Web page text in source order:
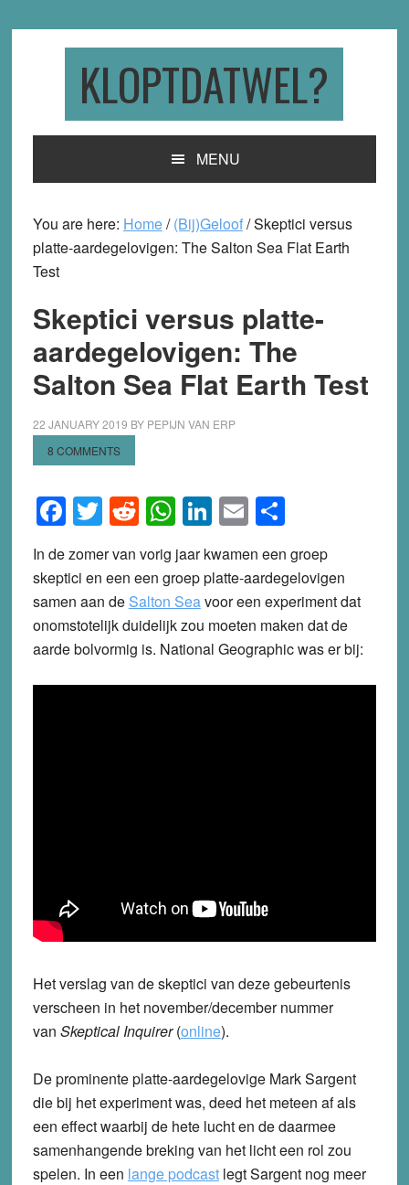
KLOPTDATWEL?
MENU
You are here: Home/ (Bij)Geloof/Skeptici versus
platte-aardegelovigen: The Salton Sea Flat Earth
Test
Skeptici versus platte-
aardegelovigen: The
Salton Sea Flat Earth Test
22 JANUARY 2019 BY PEPIJN VAN ERP
8 COMMENTS
Facebook
Twitter
Reddit
WhatsApp
LinkedIn
EmailShare
In de zomer van vorig jaar kwamen een groep
skeptici en een een groep platte-aardegelovigen
samen aan de Salton Seavoor een experiment dat
onomstotelijk duidelijk zou moeten maken dat de
aarde bolvormig is. National Geographic was er bij:
Het verslag van de skeptici van deze gebeurtenis
verscheen in het november/december nummer
van Skeptical Inquirer(online).
De prominente platte-aardegelovige Mark Sargent
die bij het experiment was, deed het meteen af als
een effect waarbij de hete lucht en de daarmee
samenhangende breking van het licht een rol zou
spelen. In een lange podcastlegt Sargent nog meer